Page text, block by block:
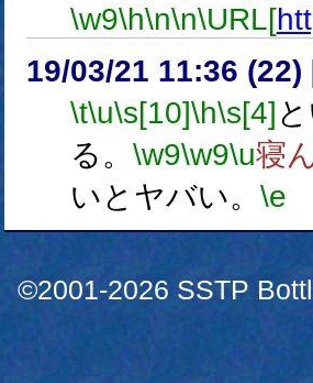
\w9\h\n\n\URL[
19/03/21 11:36 (22)
\t\u\s[10]\h\s[4]
る。 \w9\w9\u寝
いとヤバい。 \e
©2001-2026 SSTP